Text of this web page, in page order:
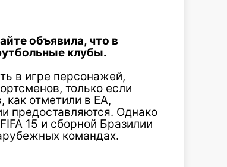
объявила, что в
клубы.
в игре персонажей,
только если
как отметили в EA,
предоставляются. Однако
15 и сборной Бразилии
командах.